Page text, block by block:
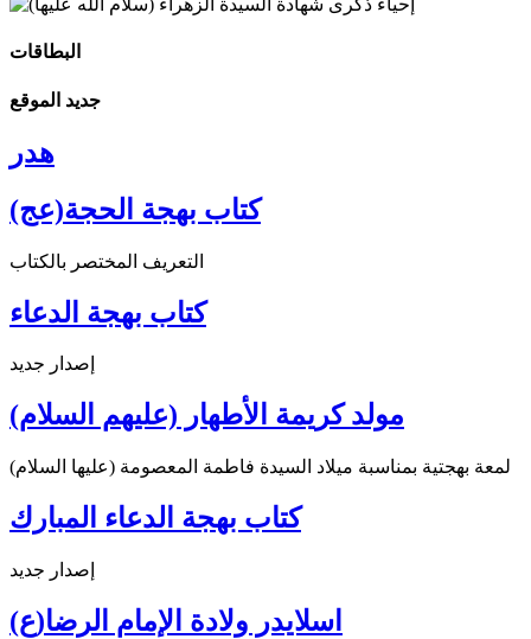
البطاقات
جديد الموقع
هدر
كتاب بهجة الحجة(عج)
التعريف المختصر بالكتاب
كتاب بهجة الدعاء
إصدار جديد
مولد كريمة الأطهار (عليهم السلام)
لمعة بهجتية بمناسبة ميلاد السيدة فاطمة المعصومة (عليها السلام)
كتاب بهجة الدعاء المبارك
إصدار جديد
اسلايدر ولادة الإمام الرضا(ع)